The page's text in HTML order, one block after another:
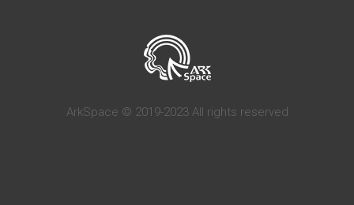
ArkSpace © 2019-2023 All rights reserved